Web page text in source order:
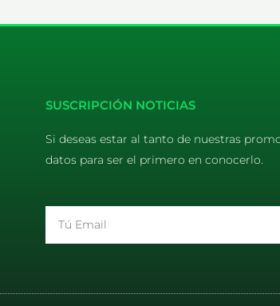
SUSCRIPCIÓN NOTICIAS
Si deseas estar al tanto de nuestras
datos para ser el primero en conocerlo.